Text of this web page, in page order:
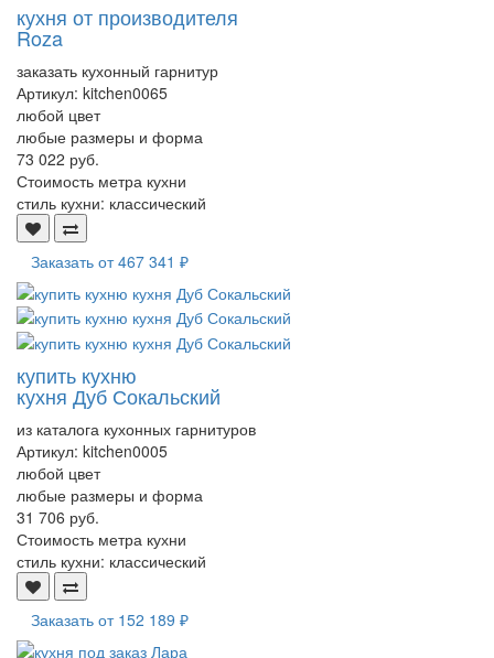
кухня от производителя
Roza
заказать кухонный гарнитур
Артикул: kitchen0065
любой цвет
любые размеры и форма
73 022 руб.
Стоимость метра кухни
стиль кухни: классический
Заказать от467 341 ₽
купить кухню
кухня Дуб Сокальский
из каталога кухонных гарнитуров
Артикул: kitchen0005
любой цвет
любые размеры и форма
31 706 руб.
Стоимость метра кухни
стиль кухни: классический
Заказать от 152 189 ₽